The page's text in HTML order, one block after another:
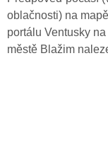
oblačnosti) na
portálu Ventusky
městě Blažim